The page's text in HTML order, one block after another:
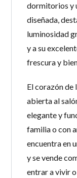
dormitorios y
diseñada,
luminosidad
y a su
frescura y
El corazón de
abierta al
elegante y
familia o con
encuentra en
y se vende
entrar a vivir